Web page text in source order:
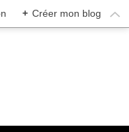
+ Créer mon blog